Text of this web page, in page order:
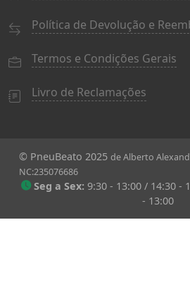
Política de Devolução e
Termos e Condições Gerais
Livro de Reclamações
© PneuBeato 2025 de Alberto
NC:235076686
Seg a Sex: 9:30 - 13:00 / 14:30 -
- 13:00